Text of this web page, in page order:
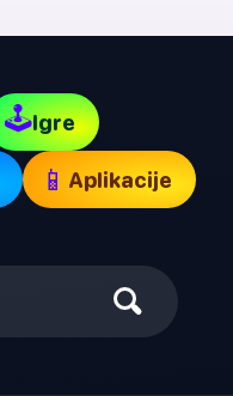
🕹Igre
📱 Aplikacije